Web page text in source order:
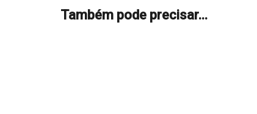
Também pode precisar…